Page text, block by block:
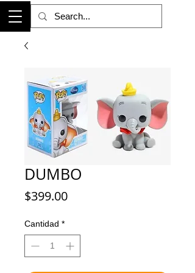
DUMBO
$399.00Precio
Cantidad *